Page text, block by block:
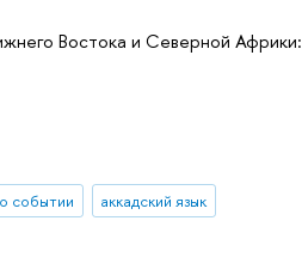
Востока и Северной Африки:
событии
аккадский язык